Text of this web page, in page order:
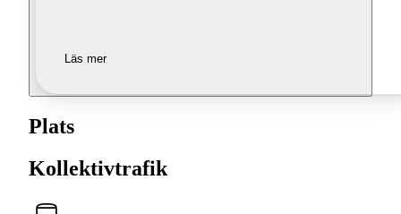
Läs mer
Plats
Kollektivtrafik